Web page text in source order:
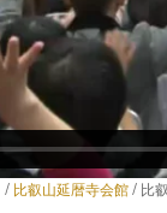
/ 比叡山延暦寺会館/ 比